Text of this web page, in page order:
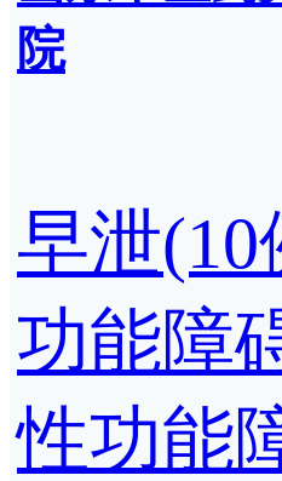
院
早泄(10
功能障
性功能